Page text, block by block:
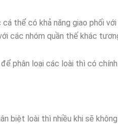
thể có khả năng giao phối
các nhóm quần thế khác
phân loại các loài thì có
biệt loài thì nhiều khi sẽ